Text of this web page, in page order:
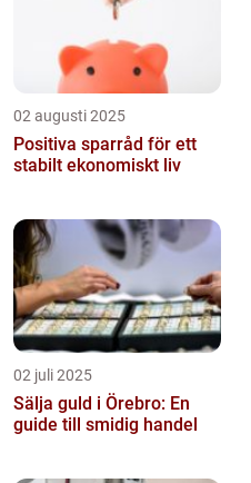
02 augusti 2025
Positiva sparråd för ett
stabilt ekonomiskt liv
02 juli 2025
Sälja guld i Örebro: En
guide till smidig handel